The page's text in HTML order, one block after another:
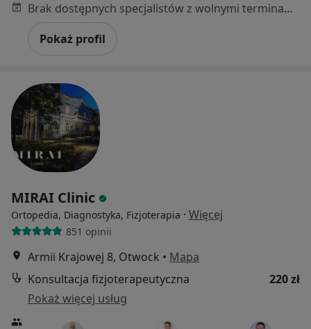
Brak dostępnych specjalistów z wolnymi terminami w tym centrum medycznym.
Pokaż profil
MIRAI Clinic
Ortopedia, Diagnostyka, Fizjoterapia · Więcej
851 opinii
Armii Krajowej 8, Otwock • Mapa
Konsultacja fizjoterapeutyczna
220 zł
Pokaż więcej usług